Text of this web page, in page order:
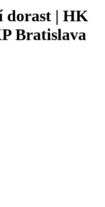
dorast | HK
Bratislava